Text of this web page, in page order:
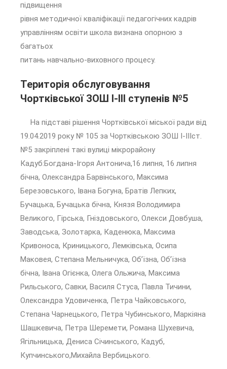
підвищення
рівня методичної кваліфікації педагогічних кадрів
управлінням освіти школа визнана опорною з
багатьох
питань навчально-виховного процесу.
Територія обслуговування
Чортківської ЗОШ І-ІІІ ступенів №5
На підставі рішення Чортківської міської ради від
19.04.2019 року № 105 за Чортківською ЗОШ І-ІІІст.
№5 закріплені такі вулиці мікрорайону
Кадуб:Богдана-Ігоря Антонича,16 липня, 16 липня
бічна, Олександра Барвінського, Максима
Березовського, Івана Богуна, Братів Лепких,
Бучацька, Бучацька бічна, Князя Володимира
Великого, Гірська, Гніздовського, Олекси Довбуша,
Заводська, Золотарка, Каденюка, Максима
Кривоноса, Криницького, Лемківська, Осипа
Маковея, Степана Мельничука, Об’їзна, Об’їзна
бічна, Івана Огієнка, Олега Ольжича, Максима
Рильського, Савки, Василя Стуса, Павла Тичини,
Олександра Удовиченка, Петра Чайковського,
Степана Чарнецького, Петра Чубинського, Маркіяна
Шашкевича, Петра Шеремети, Романа Шухевича,
Ягільницька, Дениса Січинського, Кадуб,
Купчинського,Михайла Вербицького.